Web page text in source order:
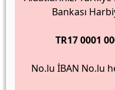
Bankası
TR17 0001
No.lu İBAN No.lu